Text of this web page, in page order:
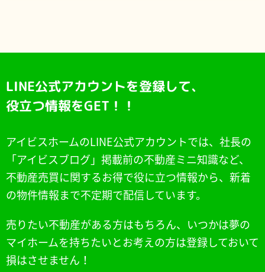
LINE公式アカウントを登録して、
役立つ情報をGET！！
アイビスホームのLINE公式アカウントでは、社長の
「アイビスブログ」掲載前の不動産ミニ知識など、
不動産売買に関するお得で役に立つ情報から、新着
の物件情報まで不定期で配信しています。
売りたい不動産がある方はもちろん、いつかは夢の
マイホームを持ちたいとお考えの方は登録しておいて
損はさせません！